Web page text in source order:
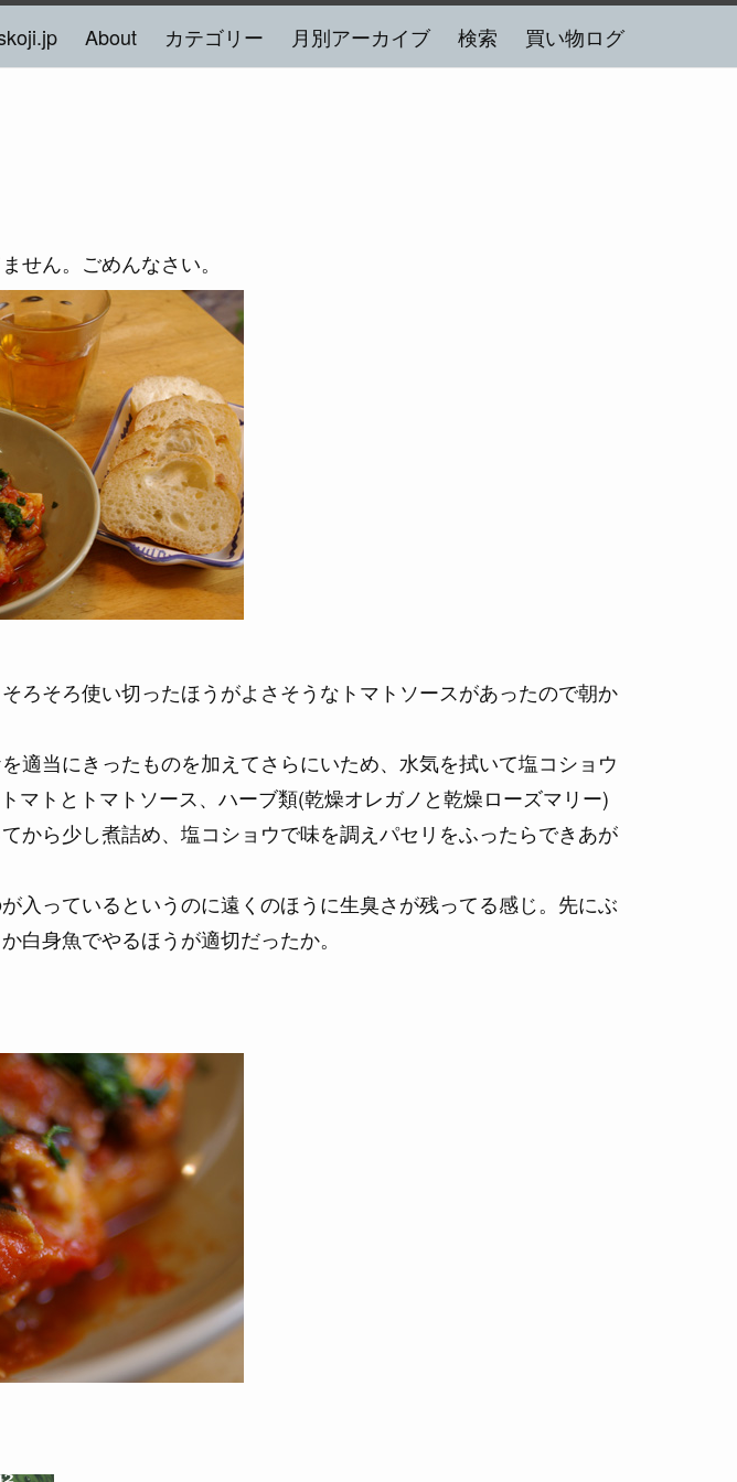
About カテゴリー 月別アーカイブ 検索 買い物ログ
せん。ごめんなさい。
ろそろ使い切ったほうがよさそうなトマトソースがあったので朝か
適当にきったものを加えてさらにいため、水気を拭いて塩コショウ
マトとトマトソース、ハーブ類(乾燥オレガノと乾燥ローズマリー)
から少し煮詰め、塩コショウで味を調えパセリをふったらできあが
入っているというのに遠くのほうに生臭さが残ってる感じ。先にぶ
白身魚でやるほうが適切だったか。